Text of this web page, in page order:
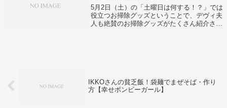
5月2日（土）の「土曜日は何する！？」では
役立つお掃除グッズということで、デヴィ夫
人も絶賛のお掃除グッズがたくさん紹介され
IKKOさんの貧乏飯！袋麺でまぜそば・作り
方【幸せボンビーガール】